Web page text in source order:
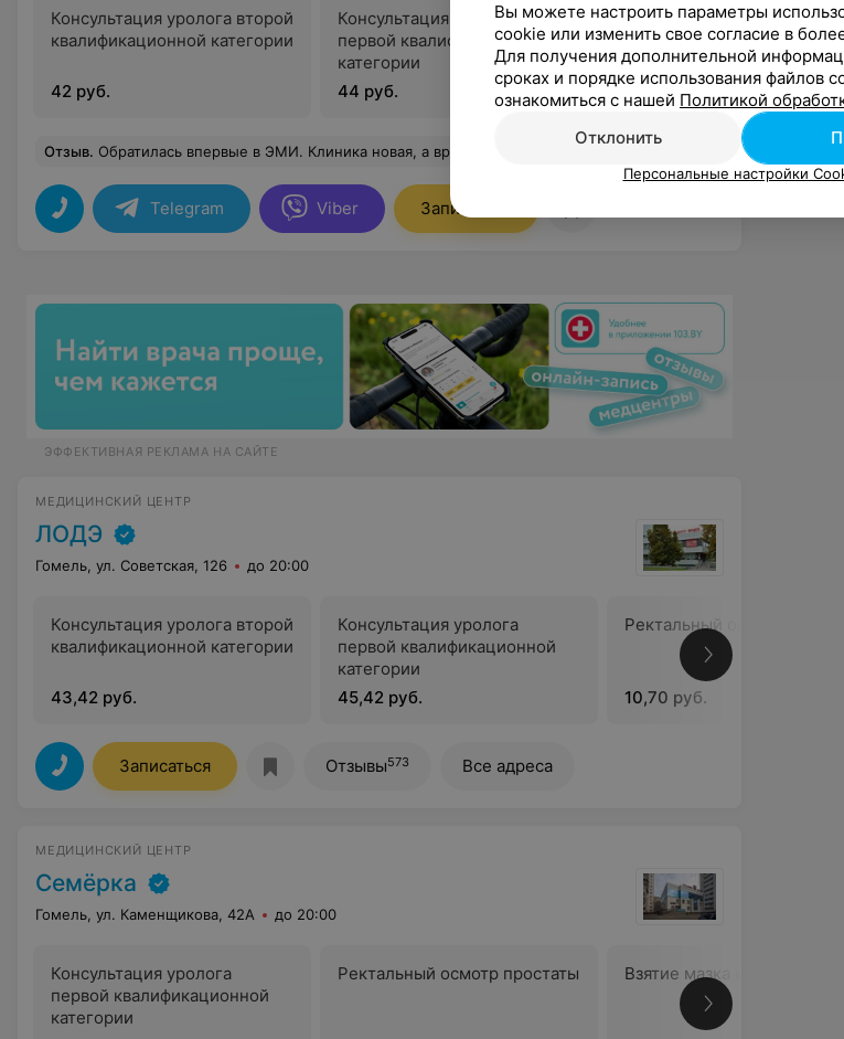
Консультация уролога второй
квалификационной категории
42 руб.
Консультация уролога
первой квалификационной
категории
44 руб.
Консультация уролога
высшей
категории
49 руб.
Отзыв. Обратилась впервые в ЭМИ. Клиника новая, а врачи все со стажем. Ольгу Анатольевну Коржову знаю давно и поэтому я здесь. Врач супер. И уже не первый год)) Удачи вам!
Telegram Viber Записаться
ЭФФЕКТИВНАЯ РЕКЛАМА НА САЙТЕ
МЕДИЦИНСКИЙ ЦЕНТР
ЛОДЭ
Гомель, ул. Советская, 126 до 20:00
Консультация уролога второй
квалификационной категории
43,42 руб.
Консультация уролога
первой квалификационной
категории
45,42 руб.
Ректальный осмотр
10,70 руб.
Записаться Отзывы573 Все адреса
МЕДИЦИНСКИЙ ЦЕНТР
Семёрка
Гомель, ул. Каменщикова, 42А до 20:00
Консультация уролога
первой квалификационной
категории
Ректальный осмотр простаты Взятие мазка из уретры
Вы можете настроить параметры
cookie или изменить свое согласие в
Для получения дополнительной
сроках и порядке использования файлов
ознакомиться с нашей Политикой
Отклонить
Персональные настройки